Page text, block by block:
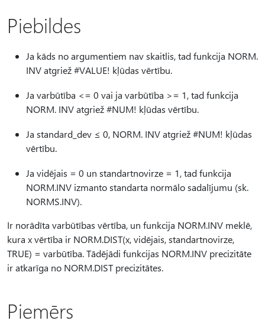
Piebildes
Ja kāds no argumentiem nav skaitlis, tad funkcija NORM.
INV atgriež #VALUE! kļūdas vērtību.
Ja varbūtība <= 0 vai ja varbūtība >= 1, tad funkcija
NORM. INV atgriež #NUM! kļūdas vērtību.
Ja standard_dev ≤ 0, NORM. INV atgriež #NUM! kļūdas
vērtību.
Ja vidējais = 0 un standartnovirze = 1, tad funkcija
NORM.INV izmanto standarta normālo sadalījumu (sk.
NORMS.INV).
Ir norādīta varbūtības vērtība, un funkcija NORM.INV meklē,
kura x vērtība ir NORM.DIST(x, vidējais, standartnovirze,
TRUE) = varbūtība. Tādējādi funkcijas NORM.INV precizitāte
ir atkarīga no NORM.DIST precizitātes.
Piemērs